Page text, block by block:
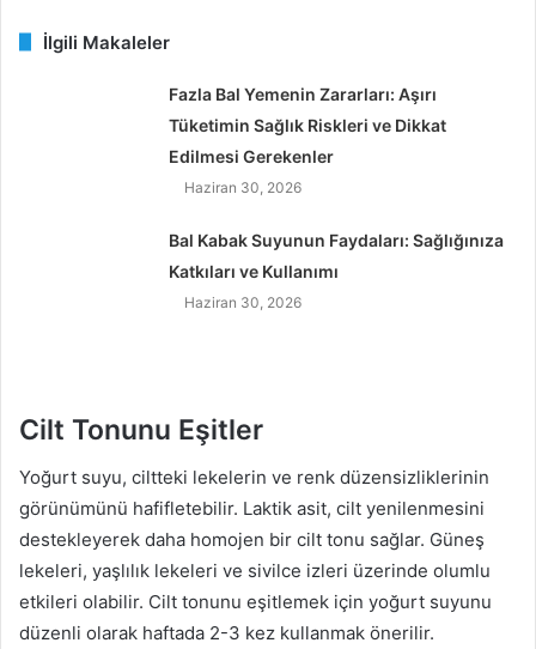
İlgili Makaleler
Fazla Bal Yemenin Zararları: Aşırı
Tüketimin Sağlık Riskleri ve Dikkat
Edilmesi Gerekenler
Haziran 30, 2026
Bal Kabak Suyunun Faydaları: Sağlığınıza
Katkıları ve Kullanımı
Haziran 30, 2026
Cilt Tonunu Eşitler
Yoğurt suyu, ciltteki lekelerin ve renk düzensizliklerinin
görünümünü hafifletebilir. Laktik asit, cilt yenilenmesini
destekleyerek daha homojen bir cilt tonu sağlar. Güneş
lekeleri, yaşlılık lekeleri ve sivilce izleri üzerinde olumlu
etkileri olabilir. Cilt tonunu eşitlemek için yoğurt suyunu
düzenli olarak haftada 2-3 kez kullanmak önerilir.